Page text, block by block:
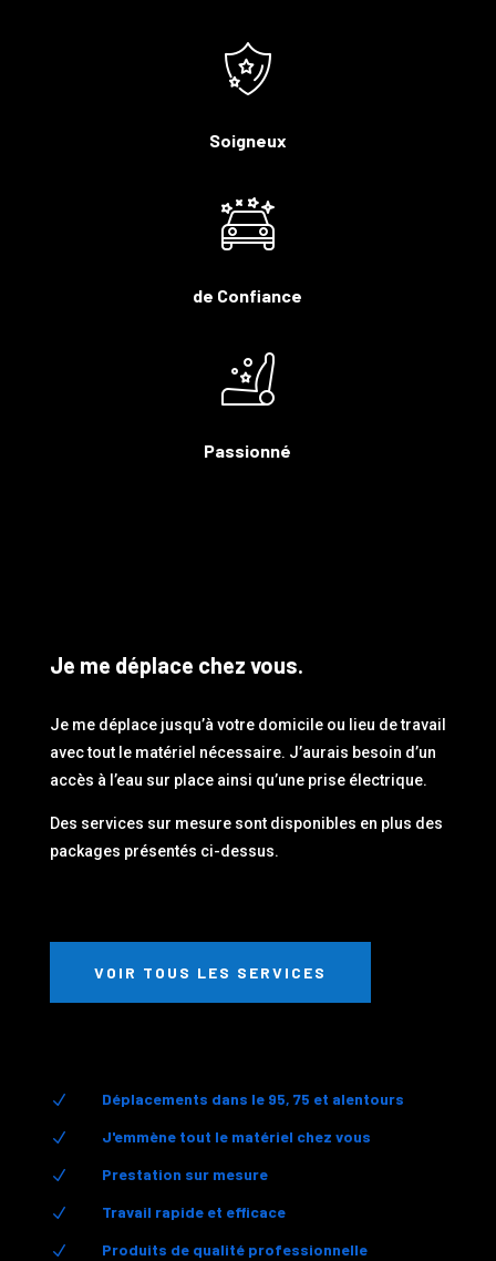
Soigneux
de Confiance
Passionné
Je me déplace chez vous.
Je me déplace jusqu’à votre domicile ou lieu de travail
avec tout le matériel nécessaire. J’aurais besoin d’un
accès à l’eau sur place ainsi qu’une prise électrique.
Des services sur mesure sont disponibles en plus des
packages présentés ci-dessus.
VOIR TOUS LES SERVICES
N Déplacements dans le 95, 75 et alentours
N J'emmène tout le matériel chez vous
N Prestation sur mesure
N Travail rapide et efficace
N Produits de qualité professionnelle